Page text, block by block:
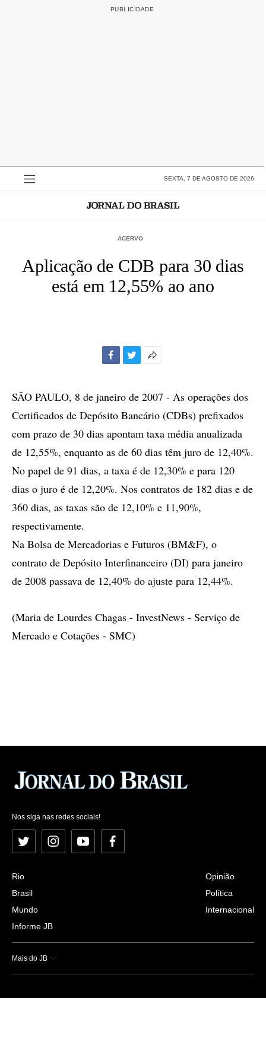
SEXTA, 7 DE AGOSTO DE 2026
ACERVO
Aplicação de CDB para 30 dias
está em 12,55% ao ano
compartilhamento
SÃO PAULO, 8 de janeiro de 2007 - As operações dos
Certificados de Depósito Bancário (CDBs) prefixados
com prazo de 30 dias apontam taxa média anualizada
de 12,55%, enquanto as de 60 dias têm juro de 12,40%.
No papel de 91 dias, a taxa é de 12,30% e para 120
dias o juro é de 12,20%. Nos contratos de 182 dias e de
360 dias, as taxas são de 12,10% e 11,90%,
respectivamente.
Na Bolsa de Mercadorias e Futuros (BM&F), o
contrato de Depósito Interfinanceiro (DI) para janeiro
de 2008 passava de 12,40% do ajuste para 12,44%.
(Maria de Lourdes Chagas - InvestNews - Serviço de
Mercado e Cotações - SMC)
Nos siga nas redes sociais!
Twitter InstagramYouTubeFacebook
Rio
Brasil
Mundo
Informe JB
Opinião
Política
Internacional
Mais do JB
Esportes